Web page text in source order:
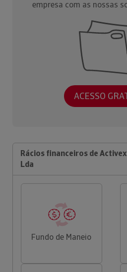
empresa com as nossas
ACESSO
Rácios financeiros de
Lda
Fundo de Maneio